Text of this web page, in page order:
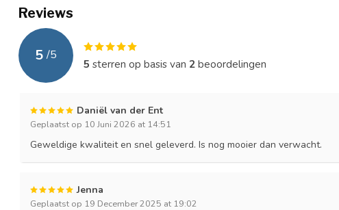
Reviews
5 /5
5 sterren op basis van 2beoordelingen
Daniël van der Ent
Geplaatst op 10 Juni 2026 at 14:51
Geweldige kwaliteit en snel geleverd. Is nog mooier dan verwacht.
Jenna
Geplaatst op 19 December 2025 at 19:02